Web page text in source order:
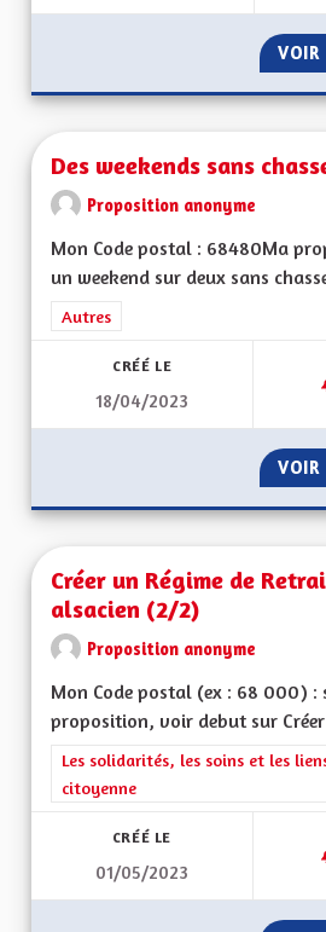
VOIR
Des weekends sans
Proposition anonyme
Mon Code postal : 68480Ma
un weekend sur deux sans
Filtrer les résultats de la catégorie
Autres
CRÉÉ LE
18/04/2023
VOIR
Créer un Régime de
alsacien (2/2)
Proposition anonyme
Mon Code postal (ex : 68 000) :
proposition, voir debut sur Créer
Filtrer les résultats de la
Les solidarités, les soins et les
citoyenne
CRÉÉ LE
01/05/2023